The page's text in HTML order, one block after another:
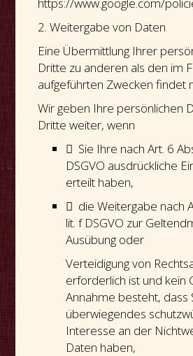
2. Weitergabe von Daten
Eine Übermittlung Ihrer
Dritte zu anderen als den im
aufgeführten Zwecken findet
Wir geben Ihre persönlichen
Dritte weiter, wenn
 Sie Ihre nach Art. 6
DSGVO ausdrückliche
erteilt haben,
 die Weitergabe nach
lit. f DSGVO zur
Ausübung oder
Verteidigung von
erforderlich ist und kein
Annahme besteht, dass
überwiegendes
Interesse an der
Daten haben,